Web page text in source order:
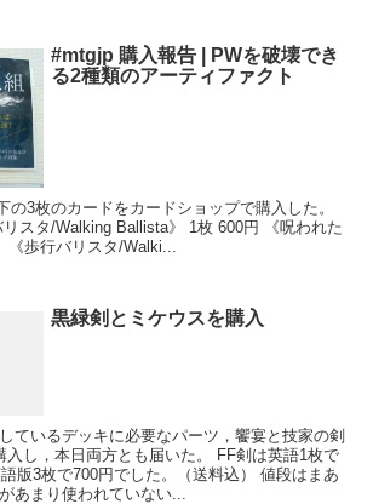
#mtgjp 購入報告 | PWを破壊でき
る2種類のアーティファクト
の3枚のカードをカードショップで購入した。
スタ/Walking Ballista》 1枚 600円 《呪われた
歩行バリスタ/Walki...
黒緑剣とミケウスを購入
ているデッキに必要なパーツ，饗宴と技家の剣
入し，本日両方とも届いた。 FF剣は英語1枚で
版3枚で700円でした。（送料込） 値段はまあ
あまり使われていない...